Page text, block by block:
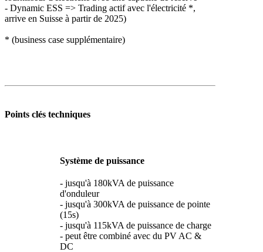
- Dynamic ESS => Trading actif avec l'électricité *,
arrive en Suisse à partir de 2025)
* (business case supplémentaire)
Points clés techniques
Système de puissance
- jusqu'à 180kVA de puissance
d'onduleur
- jusqu'à 300kVA de puissance de pointe
(15s)
- jusqu'à 115kVA de puissance de charge
- peut être combiné avec du PV AC &
DC